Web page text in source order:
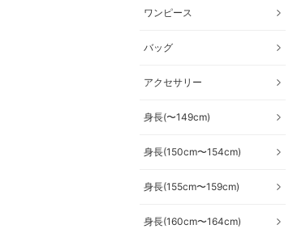
ワンピース
バッグ
アクセサリー
身長(〜149cm)
身長(150cm〜154cm)
身長(155cm〜159cm)
身長(160cm〜164cm)